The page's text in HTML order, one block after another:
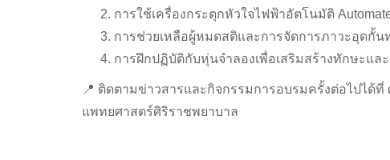
การใช้เครื่องกระตุกหัวใจไฟฟ้าอัตโนมัติ
การช่วยเหลือผู้หมดสติและการจัดการภาวะอุดกั้น
การฝึกปฏิบัติกับหุ่นจำลองเพื่อเสริมสร้างทักษะแล
📍 ติดตามข่าวสารและกิจกรรมการอบรมครั้งต่อไปได้
แพทยศาสตร์ศิริราชพยาบาล